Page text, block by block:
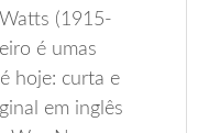
(1915-
é umas
hoje: curta e
em inglês